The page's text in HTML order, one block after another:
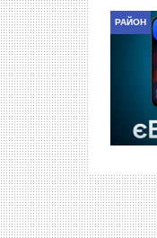
РАЙОН